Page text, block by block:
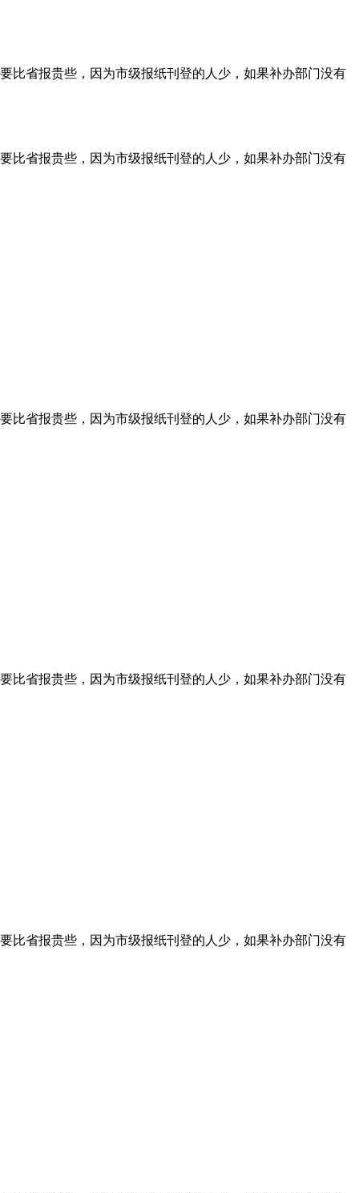
比省报贵些，因为市级报纸刊登的人少，如果补办部门没有
比省报贵些，因为市级报纸刊登的人少，如果补办部门没有
比省报贵些，因为市级报纸刊登的人少，如果补办部门没有
比省报贵些，因为市级报纸刊登的人少，如果补办部门没有
比省报贵些，因为市级报纸刊登的人少，如果补办部门没有